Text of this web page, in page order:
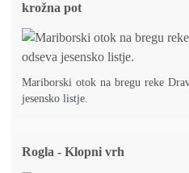
krožna pot
Mariborski otok na bregu reke
jesensko listje.
Rogla - Klopni vrh